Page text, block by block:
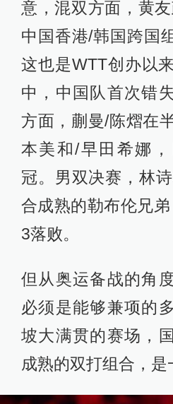
意，混双方面，黄
中国香港/韩国跨国
这也是WTT创办以
中，中国队首次错
方面，蒯曼/陈熠在
本美和/早田希娜
冠。男双决赛，林
合成熟的勒布伦兄
3落败。
但从奥运备战的角
必须是能够兼项的
坡大满贯的赛场，
成熟的双打组合，是